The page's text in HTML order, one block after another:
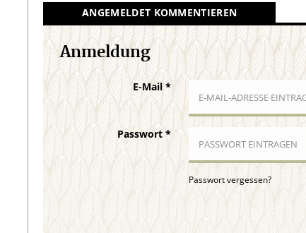
ANGEMELDET KOMMENTIEREN
Anmeldung
E-Mail *
Passwort*
Passwort vergessen?